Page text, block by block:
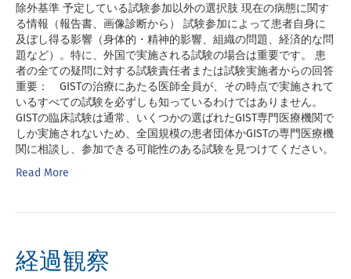
除外基準 予定している試験参加以外の選択肢 現在の病態に関す
る情報（報告書、画像診断から） 試験参加によって患者自身に
及ぼし得る影響（身体的・精神的影響、組織の問題、経済的な問
題など）。特に、外国で実施される試験の場合は重要です。 患
者の全ての疑問に対する試験責任者または試験実施者からの回答
重要： GISTの治療にあたる医師全員が、その時点で実施されて
いるすべての試験を必ずしも知っているわけではありません。
GISTの臨床試験は通常、いくつかの選ばれたGIST専門医療機関で
しか実施されないため、全国規模の患者団体かGISTの専門医療機
関に相談し、参加できる可能性のある試験を見つけてください。
Read More
経過観察